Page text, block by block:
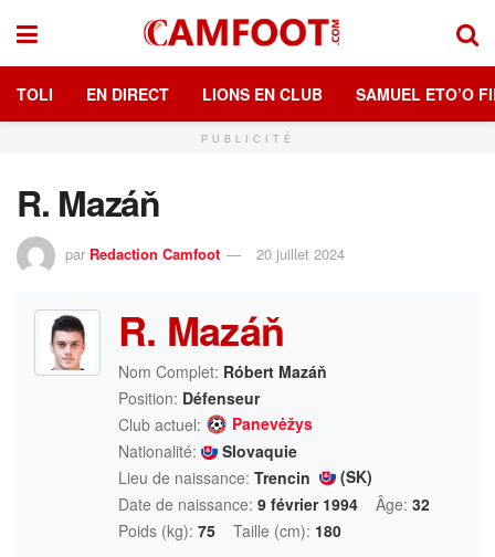
TOLI EN DIRECT LIONS EN CLUB SAMUEL ETO’O
PUBLICITÉ
R. Mazáň
par Redaction Camfoot 20 juillet 2024
R. Mazáň
Nom Complet: Róbert Mazáň
Position: Défenseur
Club actuel:
Panevėžys
Nationalité:
Slovaquie
Lieu de naissance: Trencin
(SK)
Date de naissance: 9 février 1994 Âge: 32
Poids (kg): 75 Taille (cm): 180